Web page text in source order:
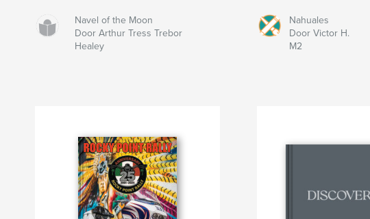
Navel of the Moon
Door Arthur Tress Trebor
Healey
Nahuales
Door Victor H.
M2